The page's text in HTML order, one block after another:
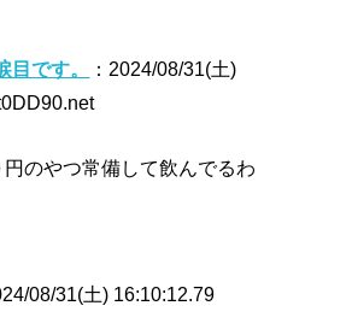
目です。
：2024/08/31(土)
のやつ常備して飲んでるわ
08/31(土) 16:10:12.79